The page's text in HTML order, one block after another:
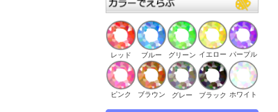
レッド ブルー グリーン イエロー パープル
ピンク ブラウン グレー ブラック ホワイト